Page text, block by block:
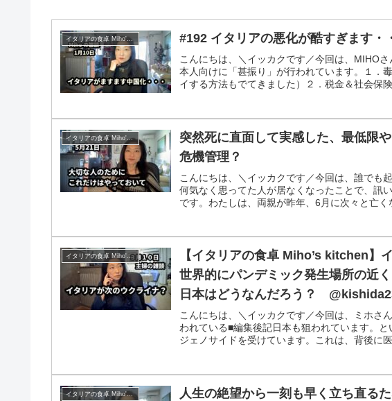
イタリアの食卓 Miho's kitchen #192 イタリアの悪化が酷すぎます・
こんにちは、＼イッカクです／今回は、MIHO
本人向けに「甚振り」が行われています。１．
イする方法もでてきました）２．税金＆社会保
イタリアの食卓 Miho's kitchen
突然死に直面して実感した、最低限
危機管理？
こんにちは、＼イッカクです／今回は、誰でも
何気なく思ってた人が居なくなったことで、訊
です。わたしは、両親が昨年、6月に次々と亡く
イタリアの食卓 Miho's kitchen
【イタリアの食卓 Miho’s kitchen】
世界的にパンデミック発生場所の近
日本はどうなんだろう？
こんにちは、＼イッカクです／今回は、ミホさ
われている■編集後記日本も狙われています。
ジェノサイドを受けています。これは、背後に
イタリアの食卓 Miho's kitchen 人生の絶望から一刻も早く立ち直る